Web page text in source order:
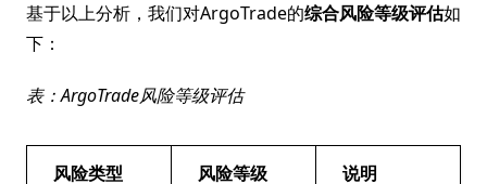
基于以上分析，我们对ArgoTrade的综合风险等级评估如
下：
表：ArgoTrade风险等级评估
风险类型 风险等级 说明